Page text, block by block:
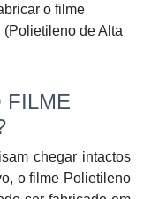
o filme
de Alta
FILME
chegar intactos
o filme Polietileno